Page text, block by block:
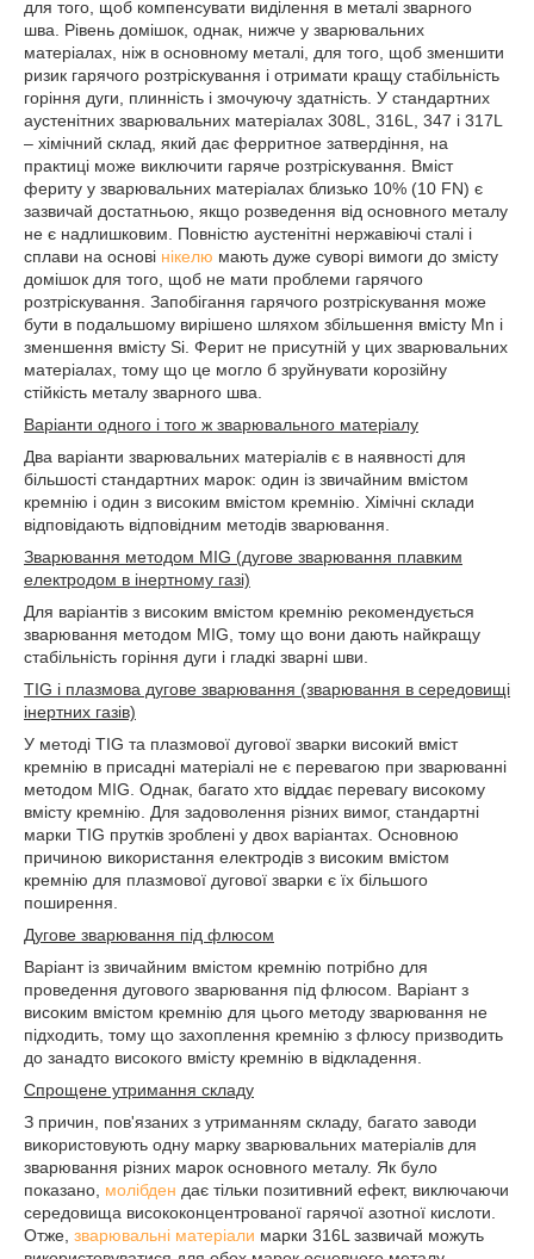
для того, щоб компенсувати виділення в металі зварного
шва. Рівень домішок, однак, нижче у зварювальних
матеріалах, ніж в основному металі, для того, щоб зменшити
ризик гарячого розтріскування і отримати кращу стабільність
горіння дуги, плинність і змочуючу здатність. У стандартних
аустенітних зварювальних матеріалах 308L, 316L, 347 і 317L
– хімічний склад, який дає ферритное затвердіння, на
практиці може виключити гаряче розтріскування. Вміст
фериту у зварювальних матеріалах близько 10% (10 FN) є
зазвичай достатньою, якщо розведення від основного металу
не є надлишковим. Повністю аустенітні нержавіючі сталі і
сплави на основі нікелю мають дуже суворі вимоги до змісту
домішок для того, щоб не мати проблеми гарячого
розтріскування. Запобігання гарячого розтріскування може
бути в подальшому вирішено шляхом збільшення вмісту Mn і
зменшення вмісту Si. Ферит не присутній у цих зварювальних
матеріалах, тому що це могло б зруйнувати корозійну
стійкість металу зварного шва.
Варіанти одного і того ж зварювального матеріалу
Два варіанти зварювальних матеріалів є в наявності для
більшості стандартних марок: один із звичайним вмістом
кремнію і один з високим вмістом кремнію. Хімічні склади
відповідають відповідним методів зварювання.
Зварювання методом MIG (дугове зварювання плавким
електродом в інертному газі)
Для варіантів з високим вмістом кремнію рекомендується
зварювання методом MIG, тому що вони дають найкращу
стабільність горіння дуги і гладкі зварні шви.
TIG і плазмова дугове зварювання (зварювання в середовищі
інертних газів)
У методі TIG та плазмової дугової зварки високий вміст
кремнію в присадні матеріалі не є перевагою при зварюванні
методом MIG. Однак, багато хто віддає перевагу високому
вмісту кремнію. Для задоволення різних вимог, стандартні
марки TIG прутків зроблені у двох варіантах. Основною
причиною використання електродів з високим вмістом
кремнію для плазмової дугової зварки є їх більшого
поширення.
Дугове зварювання під флюсом
Варіант із звичайним вмістом кремнію потрібно для
проведення дугового зварювання під флюсом. Варіант з
високим вмістом кремнію для цього методу зварювання не
підходить, тому що захоплення кремнію з флюсу призводить
до занадто високого вмісту кремнію в відкладення.
Спрощене утримання складу
З причин, пов'язаних з утриманням складу, багато заводи
використовують одну марку зварювальних матеріалів для
зварювання різних марок основного металу. Як було
показано, молібден дає тільки позитивний ефект, виключаючи
середовища висококонцентрованої гарячої азотної кислоти.
Отже, зварювальні матеріали марки 316L зазвичай можуть